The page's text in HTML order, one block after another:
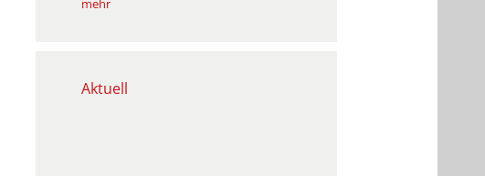
mehr
Aktuell